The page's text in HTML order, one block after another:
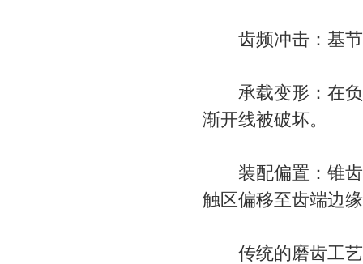
齿频冲击：基节
承载变形：在负
渐开线被破坏。
装配偏置：锥齿
触区偏移至齿端边
传统的磨齿工艺